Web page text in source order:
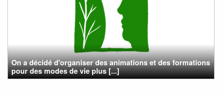
On a décidé d'organiser des animations et des formations
pour des modes de vie plus [...]